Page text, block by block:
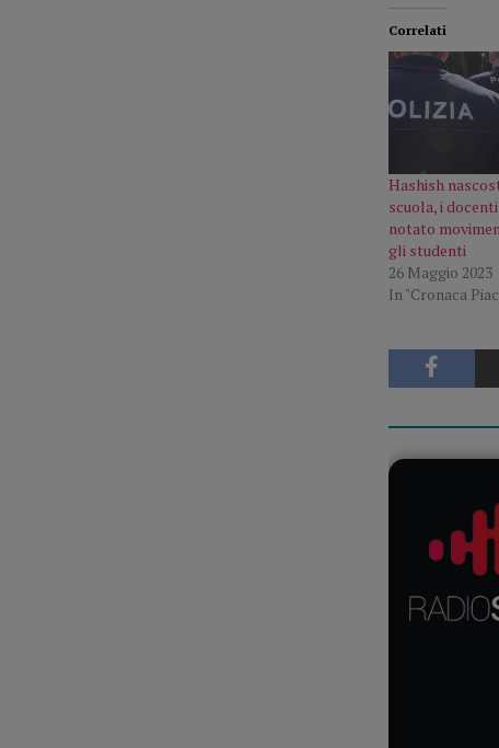
Correlati
Hashish
scuola, i
notato
gli studenti
26 Maggio 2023
In "Cronaca